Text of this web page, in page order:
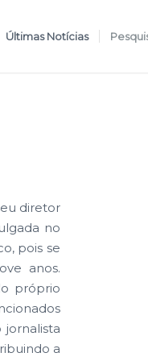
Últimas Notícias
diretor
no
pois se
anos.
próprio
a